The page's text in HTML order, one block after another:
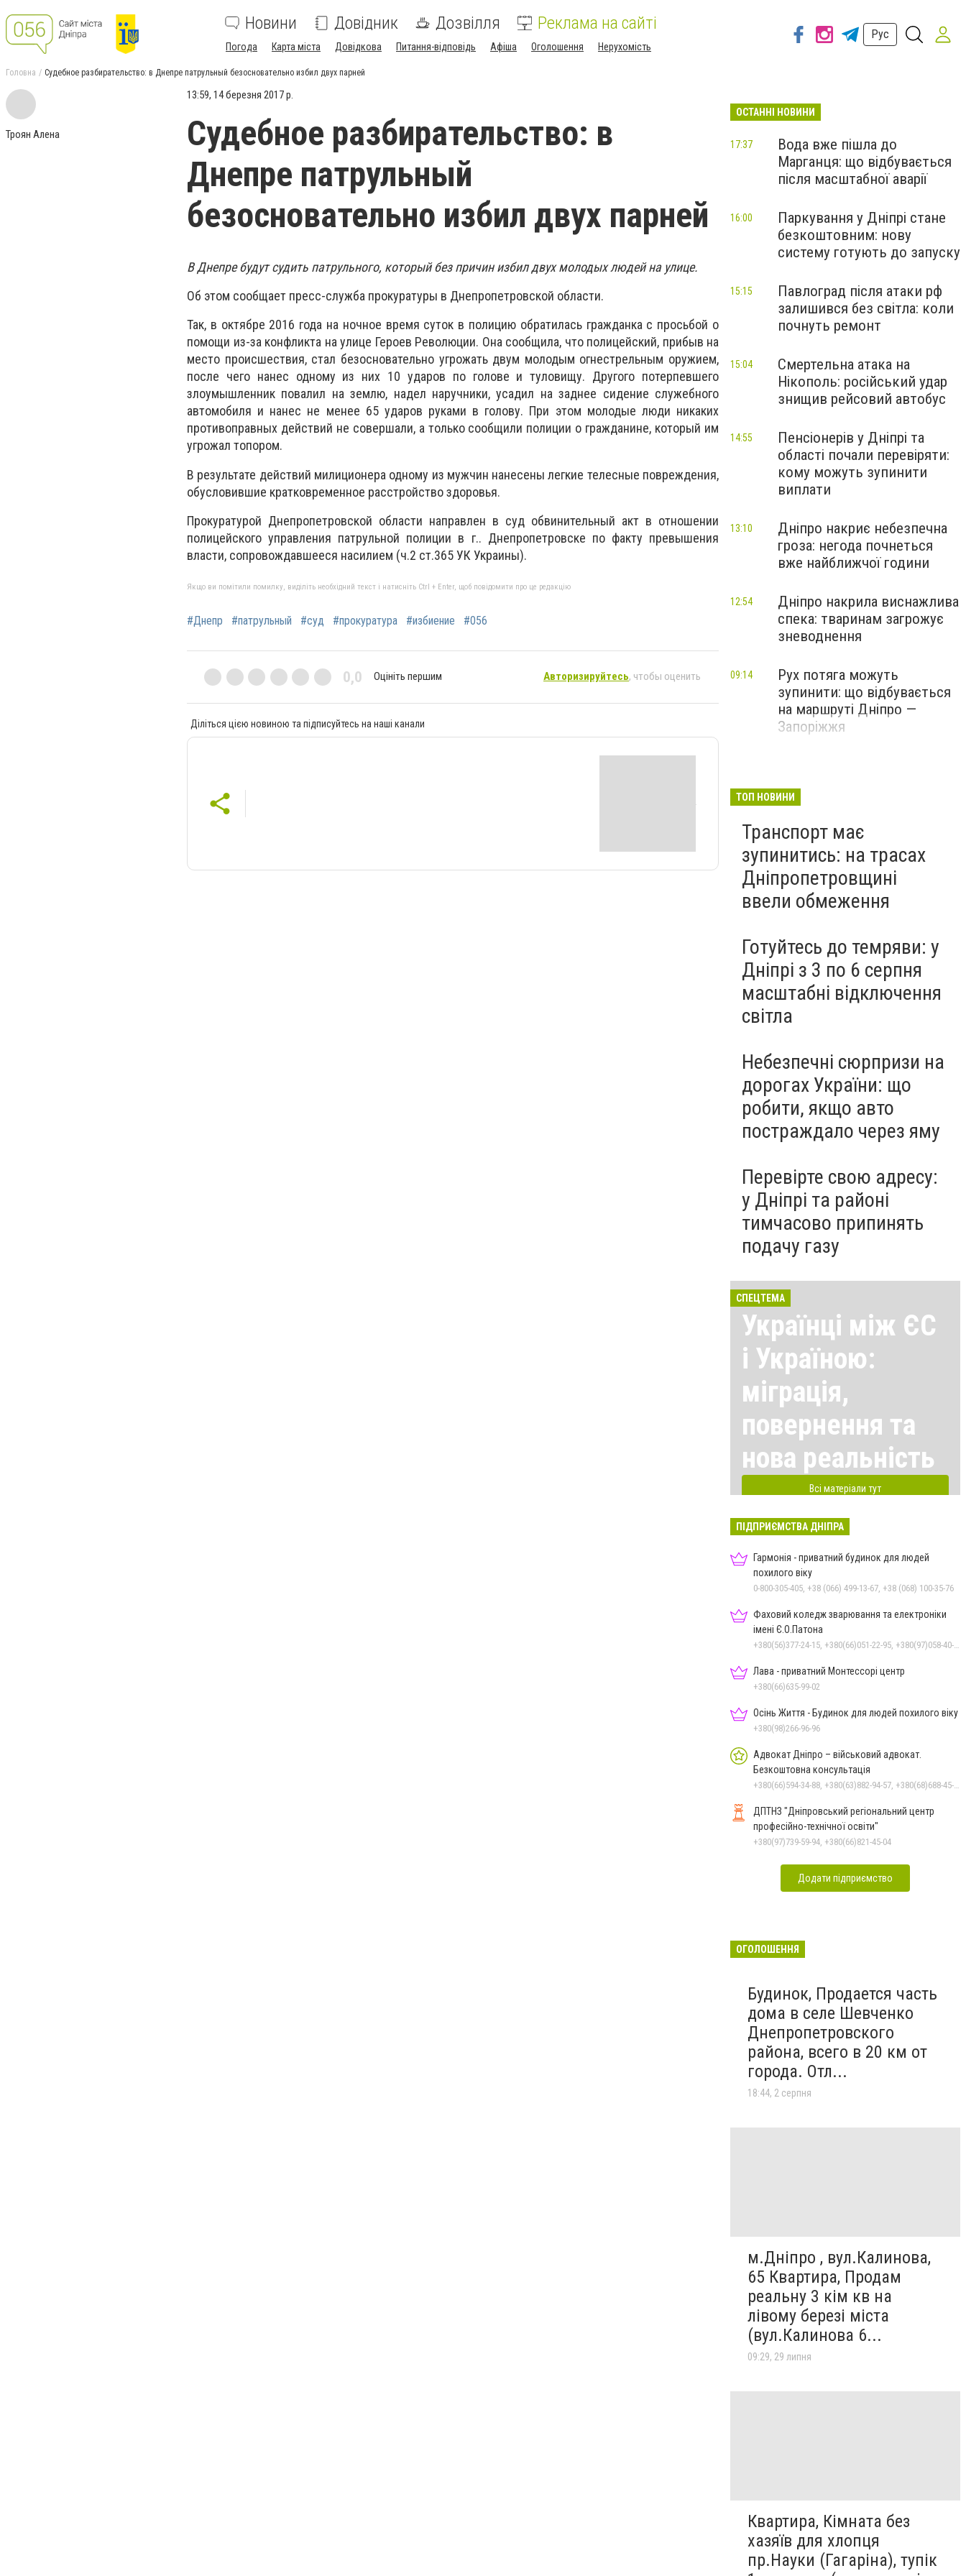
Новини Довідник Дозвілля Реклама на сайті
Погода Карта міста Довідкова Питання-відповідь Афіша Оголошення Нерухомість
Рус
Головна Судебное разбирательство: в Днепре патрульный безосновательно избил двух парней
Троян Алена
13:59, 14 березня 2017 р.
Судебное разбирательство: в
Днепре патрульный
безосновательно избил двух парней
В Днепре будут судить патрульного, который без причин избил двух молодых людей на улице.
Об этом сообщает пресс-служба прокуратуры в Днепропетровской области.
Так, в октябре 2016 года на ночное время суток в полицию обратилась гражданка с просьбой о
помощи из-за конфликта на улице Героев Революции. Она сообщила, что полицейский, прибыв на
место происшествия, стал безосновательно угрожать двум молодым огнестрельным оружием,
после чего нанес одному из них 10 ударов по голове и туловищу. Другого потерпевшего
злоумышленник повалил на землю, надел наручники, усадил на заднее сидение служебного
автомобиля и нанес не менее 65 ударов руками в голову. При этом молодые люди никаких
противоправных действий не совершали, а только сообщили полиции о гражданине, который им
угрожал топором.
В результате действий милиционера одному из мужчин нанесены легкие телесные повреждения,
обусловившие кратковременное расстройство здоровья.
Прокуратурой Днепропетровской области направлен в суд обвинительный акт в отношении
полицейского управления патрульной полиции в г.. Днепропетровске по факту превышения
власти, сопровождавшееся насилием (ч.2 ст.365 УК Украины).
Якщо ви помітили помилку, виділіть необхідний текст і натисніть Ctrl + Enter, щоб повідомити про це редакцію
#Днепр #патрульный #суд #прокуратура #избиение #056
0,0 Оцініть першим Авторизируйтесь, чтобы оценить
Діліться цією новиною та підписуйтесь на наші канали
ОСТАННІ НОВИНИ
Вода вже пішла до
Марганця: що відбувається
після масштабної аварії
17:37
Паркування у Дніпрі стане
безкоштовним: нову
систему готують до запуску
16:00
Павлоград після атаки рф
залишився без світла: коли
почнуть ремонт
15:15
Смертельна атака на
Нікополь: російський удар
знищив рейсовий автобус
15:04
Пенсіонерів у Дніпрі та
області почали перевіряти:
кому можуть зупинити
виплати
14:55
Дніпро накриє небезпечна
гроза: негода почнеться
вже найближчої години
13:10
Дніпро накрила виснажлива
спека: тваринам загрожує
зневоднення
12:54
Рух потяга можуть
зупинити: що відбувається
на маршруті Дніпро —
Запоріжжя
09:14
ТОП НОВИНИ
Транспорт має
зупинитись: на трасах
Дніпропетровщині
ввели обмеження
Готуйтесь до темряви: у
Дніпрі з 3 по 6 серпня
масштабні відключення
світла
Небезпечні сюрпризи на
дорогах України: що
робити, якщо авто
постраждало через яму
Перевірте свою адресу:
у Дніпрі та районі
тимчасово припинять
подачу газу
СПЕЦТЕМА
Українці між ЄС
і Україною:
міграція,
повернення та
нова реальність
Всі матеріали тут
ПІДПРИЄМСТВА ДНІПРА
Гармонія - приватний будинок для людей
похилого віку
0-800-305-405, +38 (066) 499-13-67, +38 (068) 100-35-76
Фаховий коледж зварювання та електроніки
імені Є.О.Патона
Лава - приватний Монтессорі центр
+380(66)635-99-02
Осінь Життя - Будинок для людей похилого віку
+380(98)266-96-96
Адвокат Дніпро – військовий адвокат.
Безкоштовна консультація
ДПТНЗ "Дніпровський регіональний центр
професійно-технічної освіти"
+380(97)739-59-94, +380(66)821-45-04
Додати підприємство
ОГОЛОШЕННЯ
Будинок, Продается часть
дома в селе Шевченко
Днепропетровского
района, всего в 20 км от
города. Отл...
18:44, 2 серпня
м.Дніпро , вул.Калинова,
65 Квартира, Продам
реальну 3 кім кв на
лівому березі міста
(вул.Калинова 6...
09:29, 29 липня
Квартира, Кімната без
хазяїв для хлопця
пр.Науки (Гагаріна), тупік